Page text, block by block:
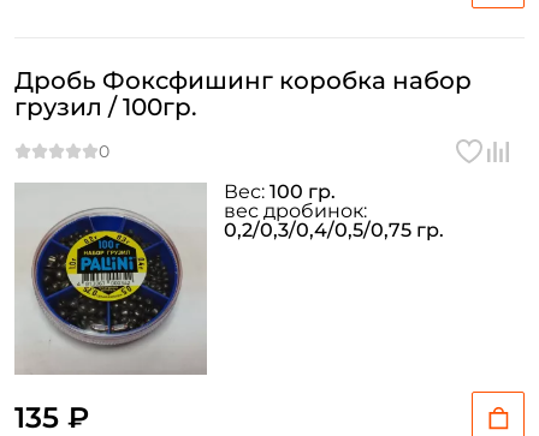
Дробь Фоксфишинг коробка набор
грузил / 100гр.
135 ₽
Вес: 100 гр.
вес дробинок:
0,2/0,3/0,4/0,5/0,75 гр.